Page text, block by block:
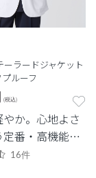
ーラードジャケット
ルーフ
(税込)
か。心地よさ
番・高機能シ
16件